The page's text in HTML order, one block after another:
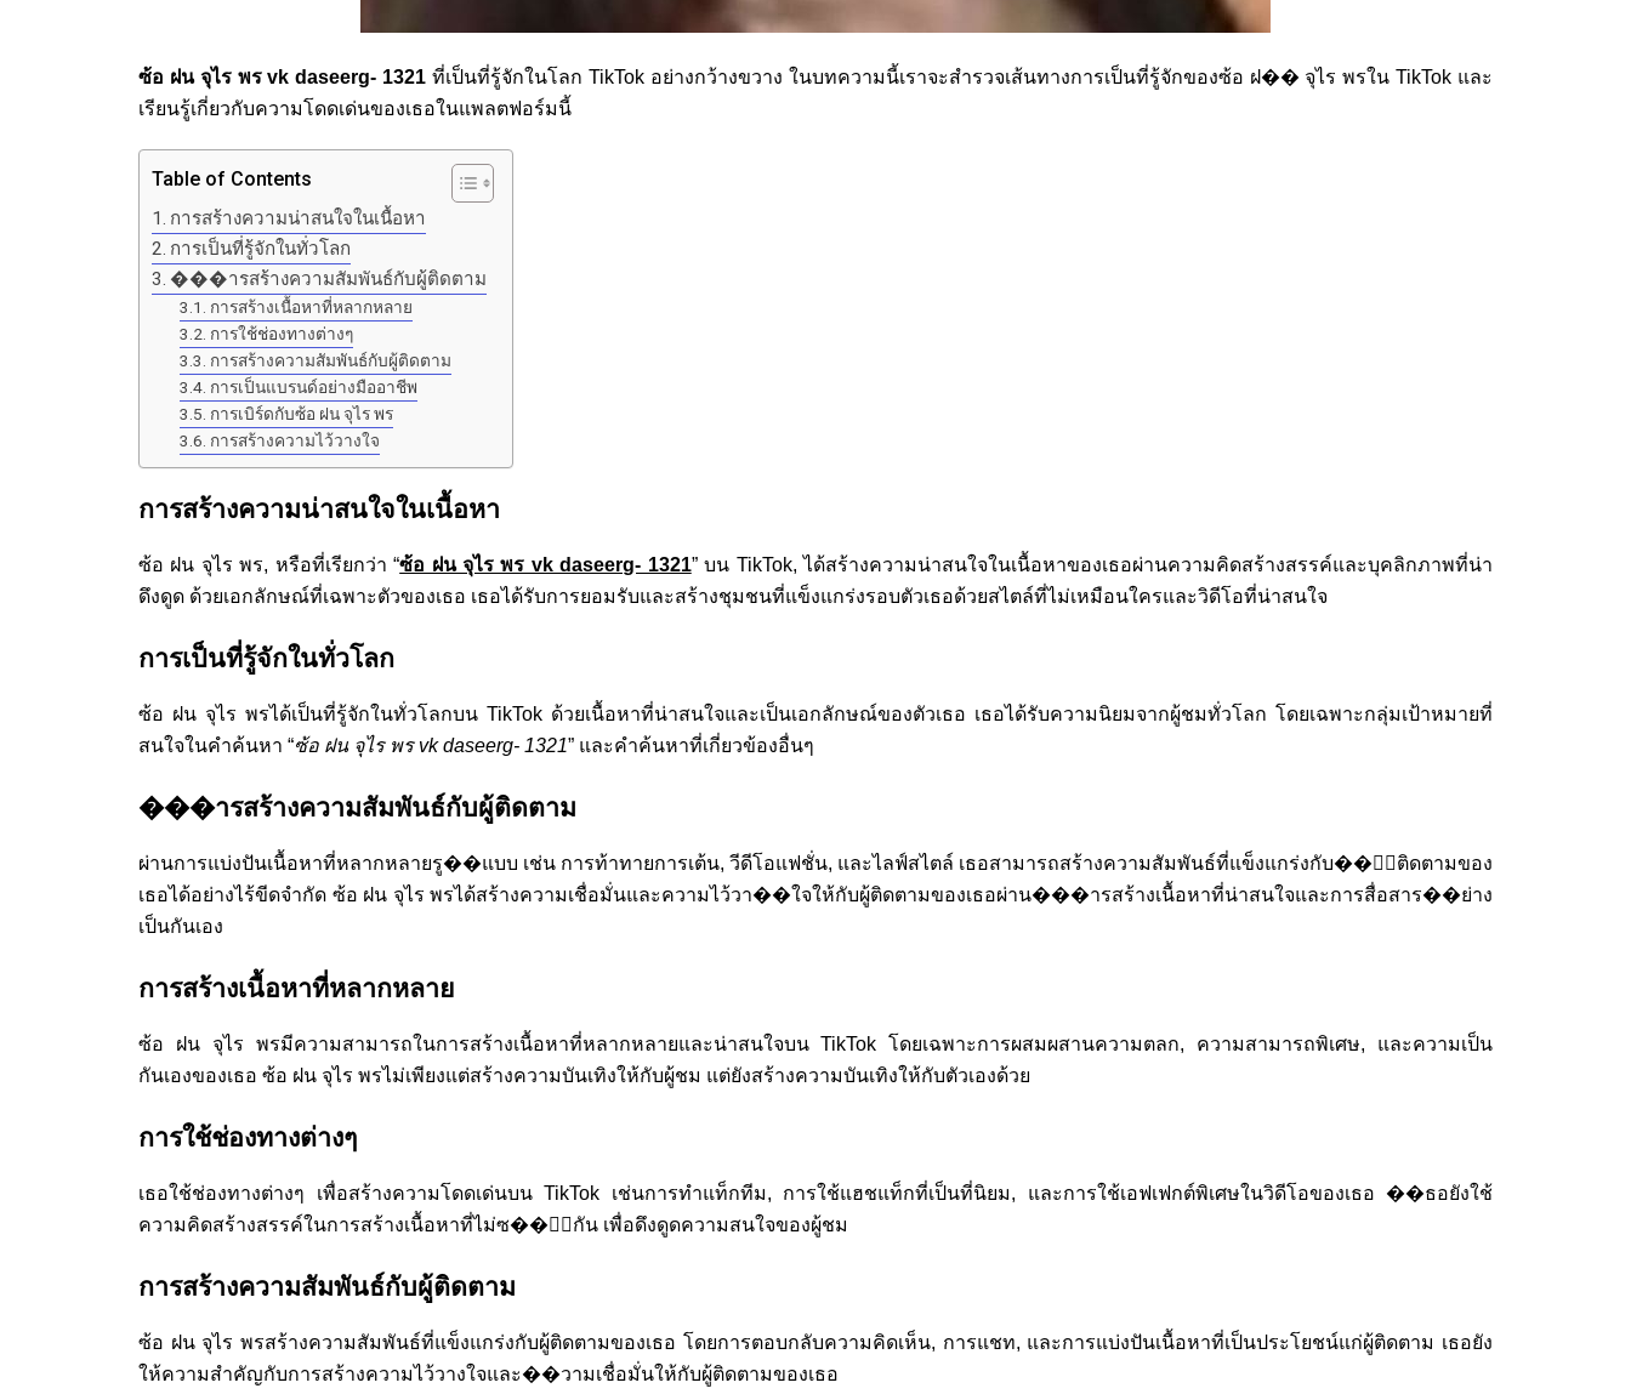
ซ้อ ฝน จุไร พร vk daseerg- 1321 ที่เป็นที่รู้จักในโลก TikTok อย่างกว้างขวาง ในบทความนี้เราจะสำรวจเส้นทางการเป็นที่รู้จักของซ้อ ฝ�� จุไร พรใน TikTok และ
เรียนรู้เกี่ยวกับความโดดเด่นของเธอในแพลตฟอร์มนี้
Table of Contents
การสร้างความน่าสนใจในเนื้อหา
การเป็นที่รู้จักในทั่วโลก
���ารสร้างความสัมพันธ์กับผู้ติดตาม
การสร้างเนื้อหาที่หลากหลาย
การใช้ช่องทางต่างๆ
การสร้างความสัมพันธ์กับผู้ติดตาม
การเป็นแบรนด์อย่างมืออาชีพ
การเบิร์ดกับซ้อ ฝน จุไร พร
การสร้างความไว้วางใจ
การสร้างความน่าสนใจในเนื้อหา
ซ้อ ฝน จุไร พร, หรือที่เรียกว่า “ซ้อ ฝน จุไร พร vk daseerg- 1321” บน TikTok, ได้สร้างความน่าสนใจในเนื้อหาของเธอผ่านความคิดสร้างสรรค์และบุคลิกภาพที่น่า
ดึงดูด ด้วยเอกลักษณ์ที่เฉพาะตัวของเธอ เธอได้รับการยอมรับและสร้างชุมชนที่แข็งแกร่งรอบตัวเธอด้วยสไตล์ที่ไม่เหมือนใครและวิดีโอที่น่าสนใจ
การเป็นที่รู้จักในทั่วโลก
ซ้อ ฝน จุไร พรได้เป็นที่รู้จักในทั่วโลกบน TikTok ด้วยเนื้อหาที่น่าสนใจและเป็นเอกลักษณ์ของตัวเธอ เธอได้รับความนิยมจากผู้ชมทั่วโลก โดยเฉพาะกลุ่มเป้าหมายที่
สนใจในคำค้นหา “ซ้อ ฝน จุไร พร vk daseerg- 1321” และคำค้นหาที่เกี่ยวข้องอื่นๆ
���ารสร้างความสัมพันธ์กับผู้ติดตาม
ผ่านการแบ่งปันเนื้อหาที่หลากหลายรู��แบบ เช่น การท้าทายการเต้น, วีดีโอแฟชั่น, และไลฟ์สไตล์ เธอสามารถสร้างความสัมพันธ์ที่แข็งแกร่งกับ��ู้ติดตามของ
เธอได้อย่างไร้ขีดจำกัด ซ้อ ฝน จุไร พรได้สร้างความเชื่อมั่นและความไว้วา��ใจให้กับผู้ติดตามของเธอผ่าน���ารสร้างเนื้อหาที่น่าสนใจและการสื่อสาร��ย่าง
เป็นกันเอง
การสร้างเนื้อหาที่หลากหลาย
ซ้อ ฝน จุไร พรมีความสามารถในการสร้างเนื้อหาที่หลากหลายและน่าสนใจบน TikTok โดยเฉพาะการผสมผสานความตลก, ความสามารถพิเศษ, และความเป็น
กันเองของเธอ ซ้อ ฝน จุไร พรไม่เพียงแต่สร้างความบันเทิงให้กับผู้ชม แต่ยังสร้างความบันเทิงให้กับตัวเองด้วย
การใช้ช่องทางต่างๆ
เธอใช้ช่องทางต่างๆ เพื่อสร้างความโดดเด่นบน TikTok เช่นการทำแท็กทีม, การใช้แฮชแท็กที่เป็นที่นิยม, และการใช้เอฟเฟกต์พิเศษในวิดีโอของเธอ ��ธอยังใช้
ความคิดสร้างสรรค์ในการสร้างเนื้อหาที่ไม่ซ��ำกัน เพื่อดึงดูดความสนใจของผู้ชม
การสร้างความสัมพันธ์กับผู้ติดตาม
ซ้อ ฝน จุไร พรสร้างความสัมพันธ์ที่แข็งแกร่งกับผู้ติดตามของเธอ โดยการตอบกลับความคิดเห็น, การแชท, และการแบ่งปันเนื้อหาที่เป็นประโยชน์แก่ผู้ติดตาม เธอยัง
ให้ความสำคัญกับการสร้างความไว้วางใจและ��วามเชื่อมั่นให้กับผู้ติดตามของเธอ